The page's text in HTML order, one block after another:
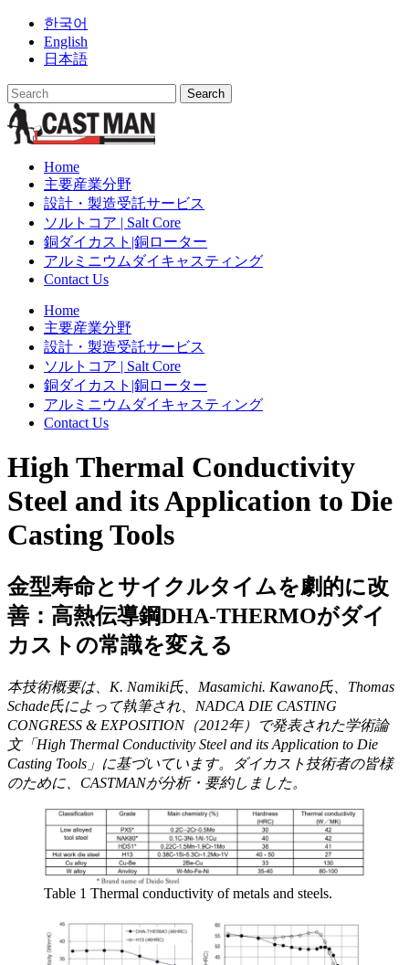
Skip
content
한국어
English
日本語
Home
主要産業分野
設計・製造受託サービス
ソルトコア | Salt Core
銅ダイカスト|銅ローター
アルミニウムダイキャスティング
Contact Us
Home
主要産業分野
設計・製造受託サービス
ソルトコア | Salt Core
銅ダイカスト|銅ローター
アルミニウムダイキャスティング
Contact Us
High Thermal Conductivity
Steel and its Application to Die
Casting Tools
金型寿命とサイクルタイムを劇的に改
善：高熱伝導鋼DHA-THERMOがダイ
カストの常識を変える
本技術概要は、K. Namiki氏、Masamichi. Kawano氏、Thomas
Schade氏によって執筆され、NADCA DIE CASTING
CONGRESS & EXPOSITION（2012年）で発表された学術論
文「High Thermal Conductivity Steel and its Application to Die
Casting Tools」に基づいています。ダイカスト技術者の皆様
のために、CASTMANが分析・要約しました。
Table 1 Thermal conductivity of metals and steels.